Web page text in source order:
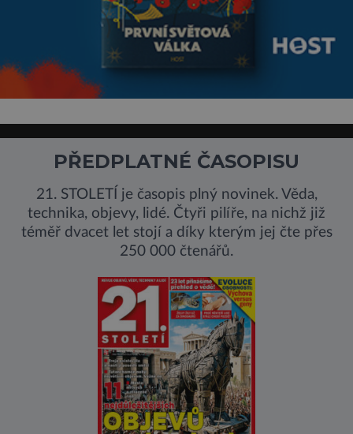
PŘEDPLATNÉ ČASOPISU
21. STOLETÍ je časopis plný novinek. Věda,
technika, objevy, lidé. Čtyři pilíře, na nichž již
téměř dvacet let stojí a díky kterým jej čte přes
250 000 čtenářů.